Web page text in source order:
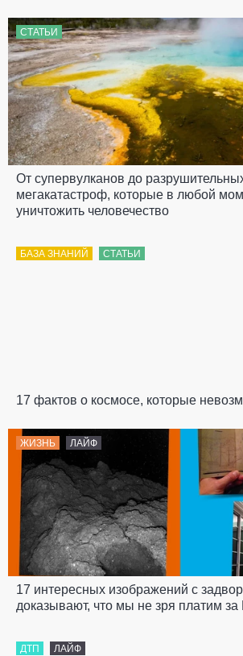
СТАТЬИ
От супервулканов до
мегакатастроф, которые в любой
уничтожить человечество
БАЗА ЗНАНИЙ СТАТЬИ
17 фактов о космосе, которые
ЖИЗНЬ ЛАЙФ
17 интересных изображений с
доказывают, что мы не зря платим за
ДТП ЛАЙФ